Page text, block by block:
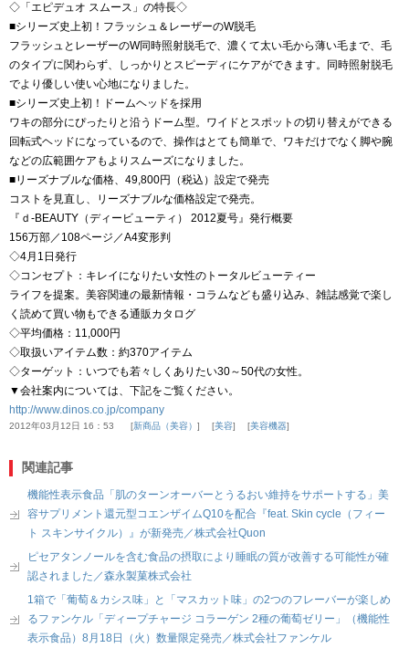
◇「エピデュオ スムース」の特長◇
■シリーズ史上初！フラッシュ＆レーザーのW脱毛
フラッシュとレーザーのW同時照射脱毛で、濃くて太い毛から薄い毛まで、毛
のタイプに関わらず、しっかりとスピーディにケアができます。同時照射脱毛
でより優しい使い心地になりました。
■シリーズ史上初！ドームヘッドを採用
ワキの部分にぴったりと沿うドーム型。ワイドとスポットの切り替えができる
回転式ヘッドになっているので、操作はとても簡単で、ワキだけでなく脚や腕
などの広範囲ケアもよりスムーズになりました。
■リーズナブルな価格、49,800円（税込）設定で発売
コストを見直し、リーズナブルな価格設定で発売。
『ｄ-BEAUTY（ディービューティ） 2012夏号』発行概要
156万部／108ページ／A4変形判
◇4月1日発行
◇コンセプト：キレイになりたい女性のトータルビューティー
ライフを提案。美容関連の最新情報・コラムなども盛り込み、雑誌感覚で楽し
く読めて買い物もできる通販カタログ
◇平均価格：11,000円
◇取扱いアイテム数：約370アイテム
◇ターゲット：いつでも若々しくありたい30～50代の女性。
▼会社案内については、下記をご覧ください。
http://www.dinos.co.jp/company
2012年03月12日 16：53 新商品（美容） 美容 美容機器
関連記事
機能性表示食品「肌のターンオーバーとうるおい維持をサポートする」美
容サプリメント還元型コエンザイムQ10を配合『feat. Skin cycle（フィー
ト スキンサイクル）』が新発売／株式会社Quon
ピセアタンノールを含む食品の摂取により睡眠の質が改善する可能性が確
認されました／森永製菓株式会社
1箱で「葡萄＆カシス味」と「マスカット味」の2つのフレーバーが楽しめ
るファンケル「ディープチャージ コラーゲン 2種の葡萄ゼリー」（機能性
表示食品）8月18日（火）数量限定発売／株式会社ファンケル